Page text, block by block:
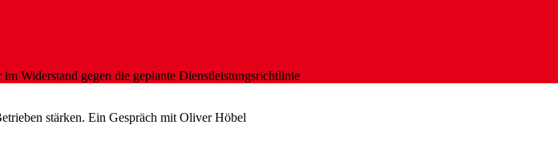
Widerstand gegen die geplante Dienstleistungsrichtlinie
stärken. Ein Gespräch mit Oliver Höbel